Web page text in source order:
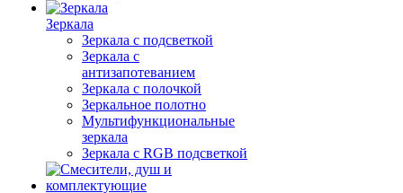
Зеркала
Зеркала с подсветкой
Зеркала с
антизапотеванием
Зеркала с полочкой
Зеркальное полотно
Мультифункциональные
зеркала
Зеркала c RGB подсветкой